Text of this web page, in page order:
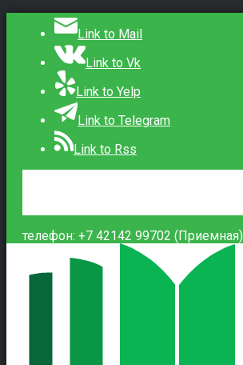
Link to Mail
Link to Vk
Link to Yelp
Link to Telegram
Link to Rss
телефон: +7 42142 99702 (Приемная)